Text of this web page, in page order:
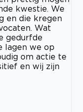
kwestie. We
en die kregen
Wat
gedurfde
lagen we op
om actie te
en wij zijn